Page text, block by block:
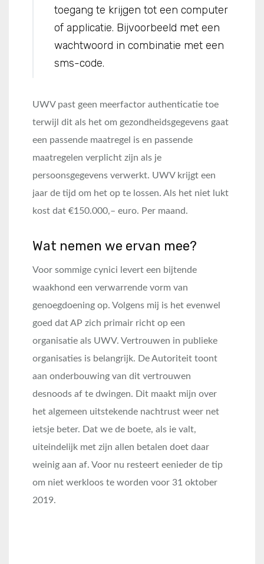
toegang te krijgen tot een computer
of applicatie. Bijvoorbeeld met een
wachtwoord in combinatie met een
sms-code.
UWV past geen meerfactor authenticatie toe
terwijl dit als het om gezondheidsgegevens gaat
een passende maatregel is en passende
maatregelen verplicht zijn als je
persoonsgegevens verwerkt. UWV krijgt een
jaar de tijd om het op te lossen. Als het niet lukt
kost dat €150.000,– euro. Per maand.
Wat nemen we ervan mee?
Voor sommige cynici levert een bijtende
waakhond een verwarrende vorm van
genoegdoening op. Volgens mij is het evenwel
goed dat AP zich primair richt op een
organisatie als UWV. Vertrouwen in publieke
organisaties is belangrijk. De Autoriteit toont
aan onderbouwing van dit vertrouwen
desnoods af te dwingen. Dit maakt mijn over
het algemeen uitstekende nachtrust weer net
ietsje beter. Dat we de boete, als ie valt,
uiteindelijk met zijn allen betalen doet daar
weinig aan af. Voor nu resteert eenieder de tip
om niet werkloos te worden voor 31 oktober
2019.